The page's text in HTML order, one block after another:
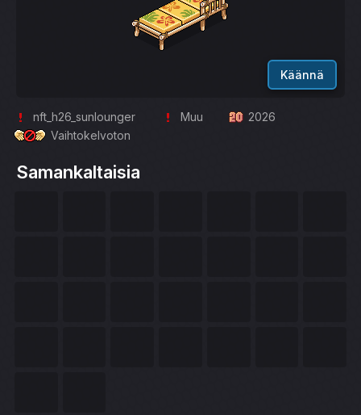
Käännä
nft_h26_sunlounger Muu
2026
Vaihtokelvoton
Samankaltaisia